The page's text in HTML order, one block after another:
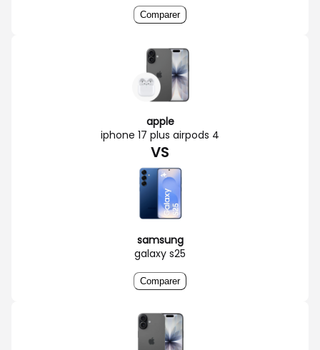
Comparer
apple
iphone 17 plus airpods 4
VS
samsung
galaxy s25
Comparer